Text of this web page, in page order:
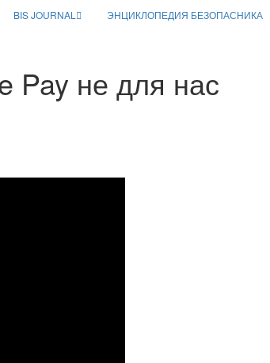
BIS JOURNAL ЭНЦИКЛОПЕДИЯ БЕЗОПАСНИКА
Pay не для нас